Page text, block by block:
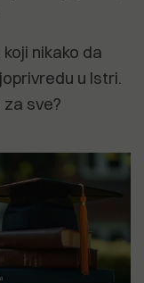
nikako da
u Istri.
sve?